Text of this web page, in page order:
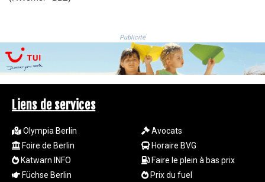
JPY 182.445186
KES 148.887592
KGS 101.104505
KHR
1627.712241
KWD 0.356853
KYD 0.963346
KZT 541.784389
Publicité
Liens de services
Olympia Berlin
Foire de Berlin
Katwarn INFO
Füchse Berlin
Avocats
Horaire BVG
Faire le plein à bas prix
Prix du fuel